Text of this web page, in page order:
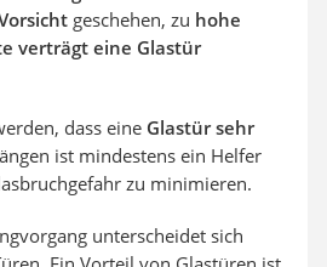
geschehen, zu hohe
verträgt eine Glastür
dass eine Glastür sehr
ist mindestens ein Helfer
zu minimieren.
unterscheidet sich